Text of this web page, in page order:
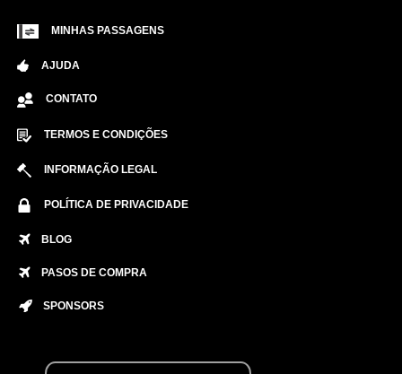
MINHAS PASSAGENS
AJUDA
CONTATO
TERMOS E CONDIÇÕES
INFORMAÇÃO LEGAL
POLÍTICA DE PRIVACIDADE
BLOG
PASOS DE COMPRA
SPONSORS